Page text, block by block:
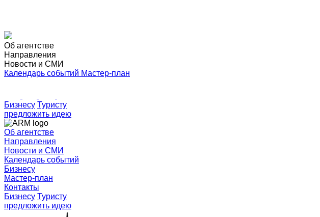
Об агентстве
Направления
Новости и СМИ
Календарь событий Мастер-план
Бизнесу Туристу
предложить идею
Об агентстве
Направления
Новости и СМИ
Календарь событий
Бизнесу
Мастер-план
Контакты
Бизнесу Туристу
предложить идею